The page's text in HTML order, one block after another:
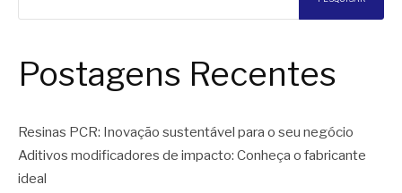
Postagens Recentes
Resinas PCR: Inovação sustentável para o seu negócio
Aditivos modificadores de impacto: Conheça o fabricante
ideal